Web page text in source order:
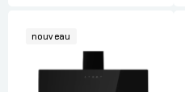
nouveau